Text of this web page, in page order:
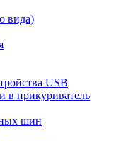
вида)
USB
в прикуриватель
шин